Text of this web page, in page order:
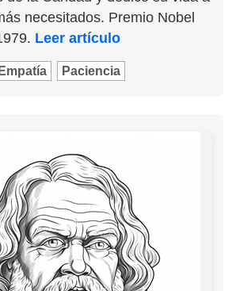
necesitados. Premio Nobel
Leer artículo
Empatía Paciencia